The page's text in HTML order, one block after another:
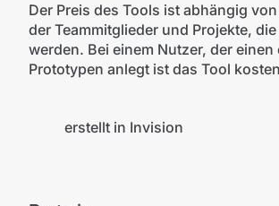
Der Preis des Tools ist abhängig
der Teammitglieder und Projekte,
werden. Bei einem Nutzer, der einen
Prototypen anlegt ist das Tool
erstellt in Invision